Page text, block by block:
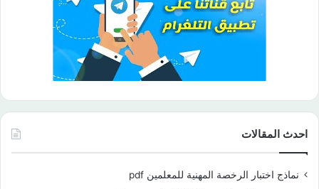
احدث المقالات
نماذج اختبار الرخصة المهنية للمعلمين pdf